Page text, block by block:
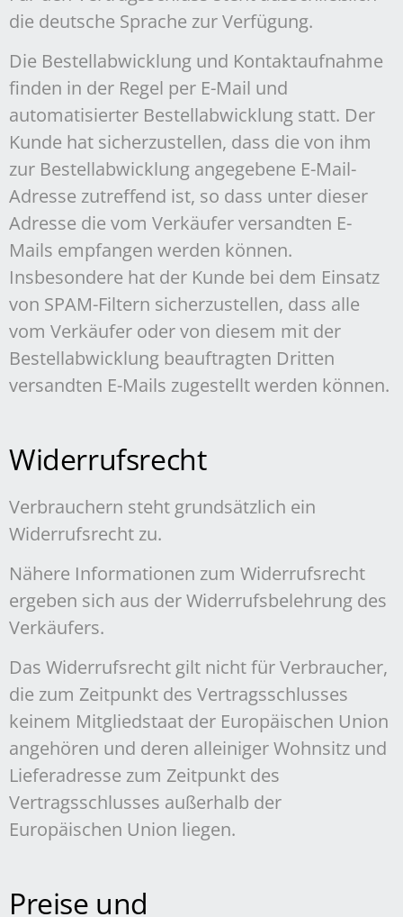
die deutsche Sprache zur Verfügung.
Die Bestellabwicklung und Kontaktaufnahme
finden in der Regel per E-Mail und
automatisierter Bestellabwicklung statt. Der
Kunde hat sicherzustellen, dass die von ihm
zur Bestellabwicklung angegebene E-Mail-
Adresse zutreffend ist, so dass unter dieser
Adresse die vom Verkäufer versandten E-
Mails empfangen werden können.
Insbesondere hat der Kunde bei dem Einsatz
von SPAM-Filtern sicherzustellen, dass alle
vom Verkäufer oder von diesem mit der
Bestellabwicklung beauftragten Dritten
versandten E-Mails zugestellt werden können.
Widerrufsrecht
Verbrauchern steht grundsätzlich ein
Widerrufsrecht zu.
Nähere Informationen zum Widerrufsrecht
ergeben sich aus der Widerrufsbelehrung des
Verkäufers.
Das Widerrufsrecht gilt nicht für Verbraucher,
die zum Zeitpunkt des Vertragsschlusses
keinem Mitgliedstaat der Europäischen Union
angehören und deren alleiniger Wohnsitz und
Lieferadresse zum Zeitpunkt des
Vertragsschlusses außerhalb der
Europäischen Union liegen.
Preise und